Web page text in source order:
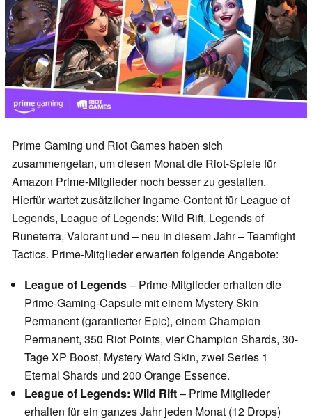
Prime Gaming und Riot Games haben sich
zusammengetan, um diesen Monat die Riot-Spiele für
Amazon Prime-Mitglieder noch besser zu gestalten.
Hierfür wartet zusätzlicher Ingame-Content für League of
Legends, League of Legends: Wild Rift, Legends of
Runeterra, Valorant und – neu in diesem Jahr – Teamfight
Tactics. Prime-Mitglieder erwarten folgende Angebote:
League of Legends– Prime-Mitglieder erhalten die
Prime-Gaming-Capsule mit einem Mystery Skin
Permanent (garantierter Epic), einem Champion
Permanent, 350 Riot Points, vier Champion Shards, 30-
Tage XP Boost, Mystery Ward Skin, zwei Series 1
Eternal Shards und 200 Orange Essence.
League of Legends: Wild Rift– Prime Mitglieder
erhalten für ein ganzes Jahr jeden Monat (12 Drops)